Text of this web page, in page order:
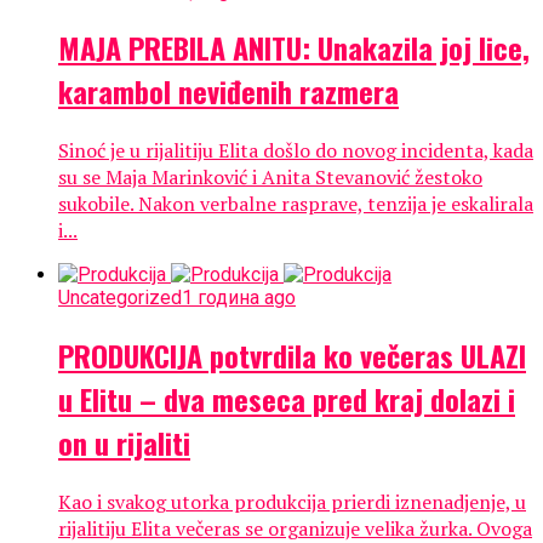
MAJA PREBILA ANITU: Unakazila joj lice,
karambol neviđenih razmera
Sinoć je u rijalitiju Elita došlo do novog incidenta, kada
su se Maja Marinković i Anita Stevanović žestoko
sukobile. Nakon verbalne rasprave, tenzija je eskalirala
i...
Uncategorized1 година ago
PRODUKCIJA potvrdila ko večeras ULAZI
u Elitu – dva meseca pred kraj dolazi i
on u rijaliti
Kao i svakog utorka produkcija prierdi iznenadjenje, u
rijalitiju Elita večeras se organizuje velika žurka. Ovoga